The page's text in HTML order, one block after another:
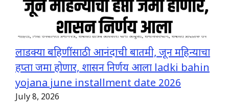
लाडक्या बहिणींसाठी आनंदाची बातमी, जून महिन्याचा
हप्ता जमा होणार, शासन निर्णय आला ladki bahin
yojana june installment date 2026
July 8, 2026